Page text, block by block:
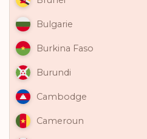
Bulgarie
Burkina Faso
Burundi
Cambodge
Cameroun